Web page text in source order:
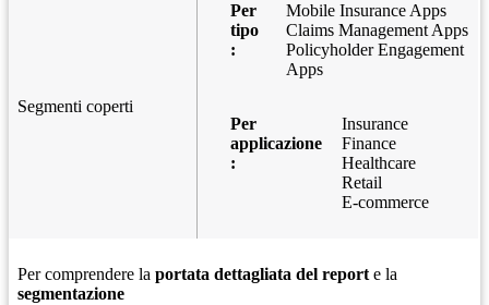
Segmenti coperti
Per
tipo
:
Mobile Insurance Apps
Claims Management Apps
Policyholder Engagement
Apps
Per
applicazione
:
Insurance
Finance
Healthcare
Retail
E-commerce
Per comprendere la portata dettagliata del report e la
segmentazione